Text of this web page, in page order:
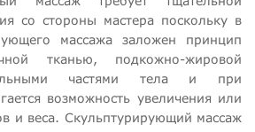
со стороны мастера поскольку в
массажа заложен принцип
тканью, подкожно-жировой
частями тела и при
возможность увеличения или
и веса. Скульптурирующий массаж